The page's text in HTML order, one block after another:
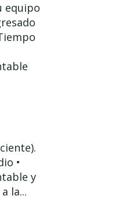
equipo
•
y
la...